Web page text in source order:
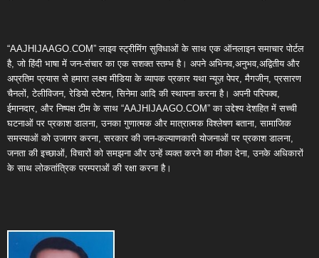
“AAJHIJAAGO.COM” लाइव स्ट्रीमिंग सुविधाओं के साथ एक ऑनलाइन समाचार पोर्टल
है, जो हिंदी भाषा में जन-संचार का एक सशक्त स्तम्भ है। अपने अभिनव,अनुभव,अद्वितीय और
अप्रतिम प्रयास से हमारा लक्ष्य मीडिया के व्यापक प्रकार यथा न्यूज़ पेपर, मैगजीन, प्रसारण
चैनलों, टेलीविजन, रेडियो स्टेशन, सिनेमा आदि की स्थापना करना है। अपनी परिपक्व,
ईमानदार, और निष्पक्ष टीम के साथ “AAJHIJAAGO.COM” का उद्देश्य देशहित में सच्ची
घटनाओं पर प्रकाश डालना, उनका गुणात्मक और मात्रात्मक विश्लेषण बताना, सामाजिक
समस्याओं को उजागर करना, सरकार की जन-कल्याणकारी योजनाओं पर प्रकाश डालना,
जनता की इच्छाओं, विचारों को समझना और उन्हें व्यक्त करने का मौका देना, उनके अधिकारों
के साथ लोकतांत्रिक परम्पराओं की रक्षा करना है।